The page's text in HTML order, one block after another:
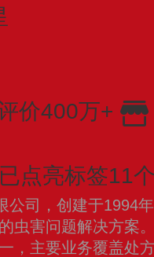
价400万+
已点亮标签11
公司，创建于1994
虫害问题解决方案
，主要业务覆盖处